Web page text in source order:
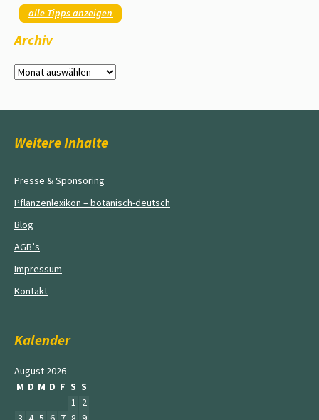
alle Tipps anzeigen
Archiv
Weitere Inhalte
Presse & Sponsoring
Pflanzenlexikon – botanisch-deutsch
Blog
AGB’s
Impressum
Kontakt
Kalender
August 2026
M D M D F S S
1 2